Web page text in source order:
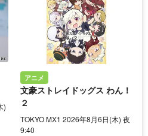
)
アニメ
文豪ストレイドッグス わん！
２
TOKYO MX1 2026年8月6日(木) 夜
9:40